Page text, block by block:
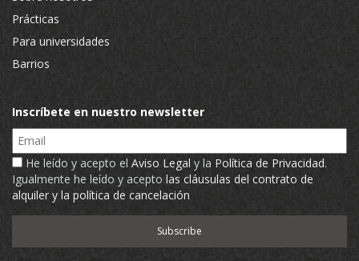
Prácticas
Para universidades
Barrios
Inscríbete en nuestro newsletter
Email
He leído y acepto el Aviso Legal y la Política de Privacidad.
Igualmente he leído y acepto las cláusulas del contrato de
alquiler y la política de cancelación